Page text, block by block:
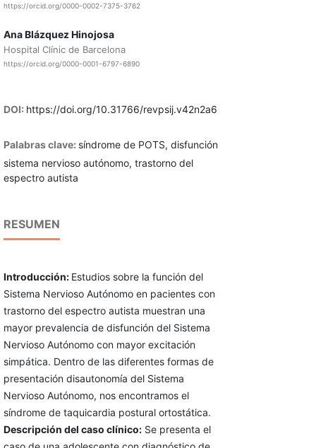
https://orcid.org/0000-0002-7375-3762
Ana Blázquez Hinojosa
Hospital Clínic de Barcelona
https://orcid.org/0000-0001-6797-6890
DOI: https://doi.org/10.31766/revpsij.v42n2a6
Palabras clave: síndrome de POTS, disfunción
sistema nervioso autónomo, trastorno del
espectro autista
RESUMEN
Introducción: Estudios sobre la función del
Sistema Nervioso Autónomo en pacientes con
trastorno del espectro autista muestran una
mayor prevalencia de disfunción del Sistema
Nervioso Autónomo con mayor excitación
simpática. Dentro de las diferentes formas de
presentación disautonomía del Sistema
Nervioso Autónomo, nos encontramos el
síndrome de taquicardia postural ortostática.
Descripción del caso clínico:Se presenta el